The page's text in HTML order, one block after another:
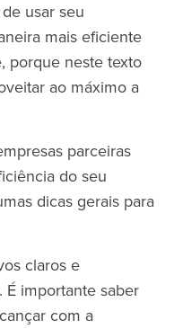
usar seu
mais eficiente
porque neste texto
ao máximo a
parceiras
do seu
dicas gerais para
claros e
É importante saber
com a